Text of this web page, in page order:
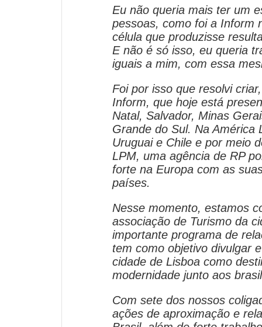
Eu não queria mais ter um
pessoas, como foi a Inform
célula que produzisse
E não é só isso, eu queria
iguais a mim, com essa
Foi por isso que resolvi
Inform, que hoje está
Natal, Salvador, Minas
Grande do Sul. Na América
Uruguai e Chile e por meio
LPM, uma agência de RP
forte na Europa com as
países.
Nesse momento, estamos
associação de Turismo da
importante programa de
tem como objetivo divulgar
cidade de Lisboa como
modernidade junto aos
Com sete dos nossos
ações de aproximação e